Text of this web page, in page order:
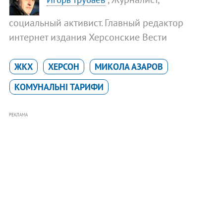
социальный активист. Главный редактор
интернет издания Херсонские Вести
ЖКХ ХЕРСОН
МИКОЛА АЗАРОВ
КОМУНАЛЬНІ ТАРИФИ
РЕКЛАМА